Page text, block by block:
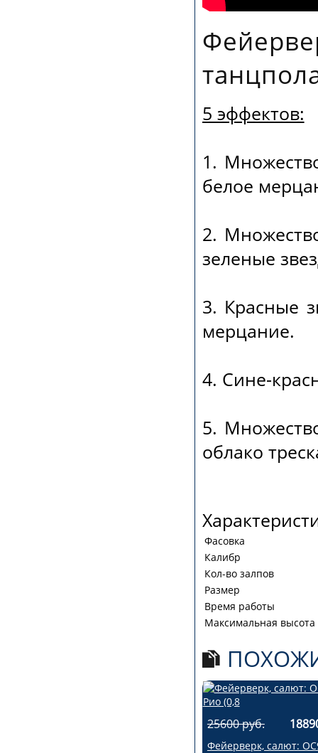
5 эффектов:
1.
белое
2.
зеленые
3. Красные
мерцание.
4. Сине-
5.
облако
Фасовка
Калибр
Кол-во залпов
Размер
Время работы
Максимальная
25600 руб.
Фейерверк, салют: